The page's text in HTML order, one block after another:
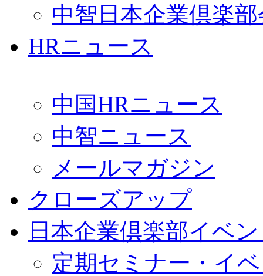
中智日本企業倶楽
HRニュース
中国HRニュース
中智ニュース
メールマガジン
クローズアップ
日本企業倶楽部イベ
定期セミナー・イ